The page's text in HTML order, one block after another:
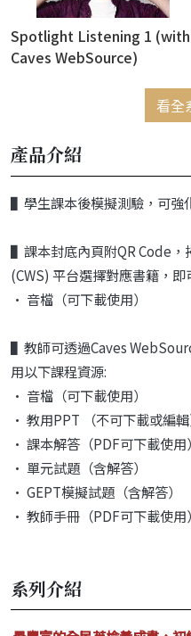
Spotlight Listening 1 (with
Caves WebSource)
看全
產品介紹
▌學生課本後模擬測驗，可強
▌課本封底內頁附QR Code，
(CWS) 平台選擇對應書籍，即
• 音檔（可下載使用）
▌教師可透過Caves
用以下課程資源:
• 音檔（可下載使用）
• 教用PPT （不可下載或編輯
• 課本解答（PDF可下載使用）
• 單元試題（含解答）
• GEPT模擬試題（含解答）
• 教師手冊（PDF可下載使用）
系列介紹